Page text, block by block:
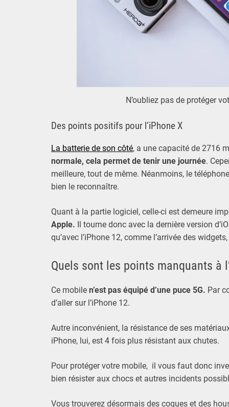
N’oubliez pas de protéger
Des points positifs pour l’iPhone X
La batterie de son côté, a une capacité de 2716
normale, cela permet de tenir une journée.
meilleure, tout de même. Néanmoins, le
bien le reconnaître.
Quant à la partie logiciel, celle-ci est demeure
Apple. Il tourne donc avec la dernière version
qu’avec l’iPhone 12, comme l’arrivée des
Quels sont les points manquants à
Ce mobile n’est pas équipé d’une puce 5G. Par
d’aller sur l’iPhone 12.
Autre inconvénient, la résistance de ses
iPhone, lui, est 4 fois plus résistant aux chutes.
Pour protéger votre mobile, il vous faut donc
bien résister aux chocs et autres incidents
Vous trouverez désormais des coques et des